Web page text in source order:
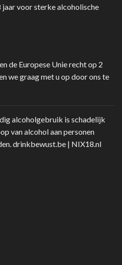
jaar voor sterke alcoholische
de Europese Unie recht op 2
we graag met u op door ons te
alcoholgebruik is schadelijk
van alcohol aan personen
drinkbewust.be | NIX18.nl